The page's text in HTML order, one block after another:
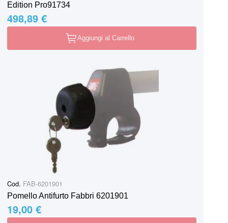
Edition Pro91734
498,89 €
Aggiungi al Carrello
Cod. FAB-6201901
Pomello Antifurto Fabbri 6201901
19,00 €